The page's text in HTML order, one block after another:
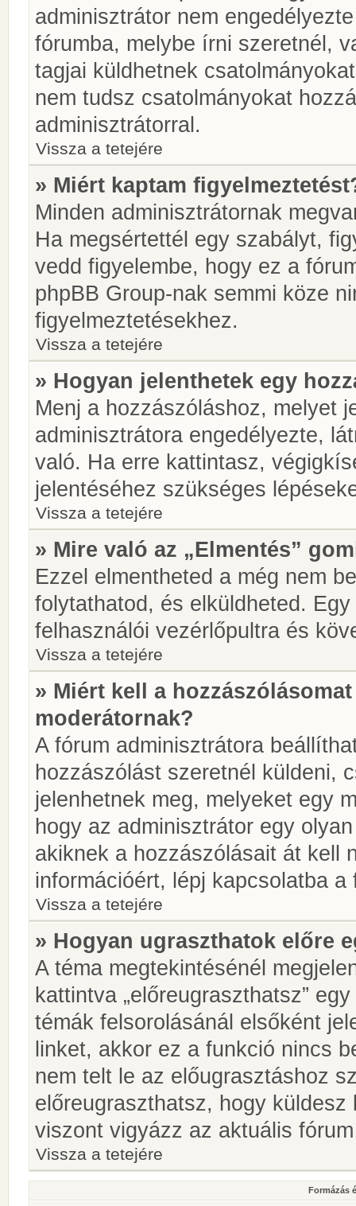
adminisztrátor nem
fórumba, melybe írni szeretnél,
tagjai küldhetnek
nem tudsz csatolmányokat
adminisztrátorral.
Vissza a tetejére
» Miért kaptam
Minden adminisztrátornak
Ha megsértettél egy szabályt,
vedd figyelembe, hogy ez a
phpBB Group-nak semmi köze
figyelmeztetésekhez.
Vissza a tetejére
» Hogyan jelenthetek egy
Menj a hozzászóláshoz, melyet
adminisztrátora engedélyezte,
való. Ha erre kattintasz,
jelentéséhez szükséges
Vissza a tetejére
» Mire való az „Elmentés”
Ezzel elmentheted a még nem
folytathatod, és elküldheted.
felhasználói vezérlőpultra és
Vissza a tetejére
» Miért kell a
moderátornak?
A fórum adminisztrátora
hozzászólást szeretnél küldeni,
jelenhetnek meg, melyeket egy
hogy az adminisztrátor egy
akiknek a hozzászólásait át kell
információért, lépj kapcsolatba
Vissza a tetejére
» Hogyan ugraszthatok előre
A téma megtekintésénél
kattintva „előreugraszthatsz”
témák felsorolásánál elsőként
linket, akkor ez a funkció nincs
nem telt le az előugrasztáshoz
előreugraszthatsz, hogy
viszont vigyázz az aktuális
Vissza a tetejére
Formázás